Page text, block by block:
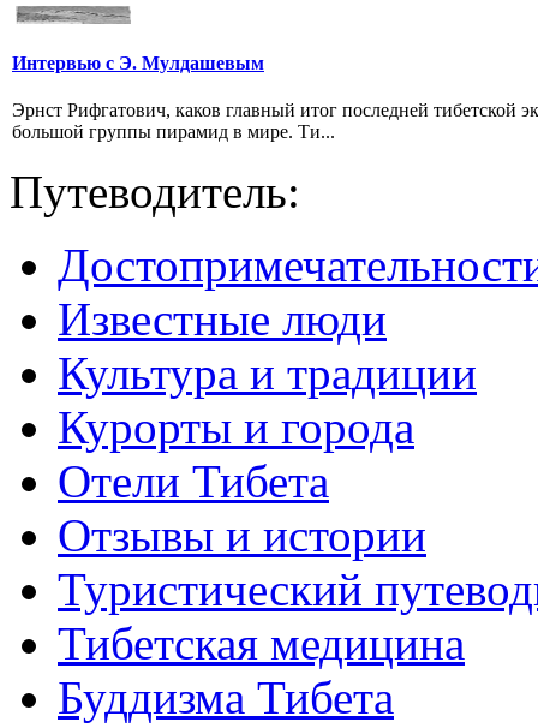
Интервью с Э. Мулдашевым
Эрнст Рифгатович, каков главный итог последней
большой группы пирамид в мире. Ти...
Путеводитель:
Известные люди
Культура и традиции
Курорты и города
Отели Тибета
Отзывы и истории
Туристический
Тибетская медицина
Буддизма Тибета